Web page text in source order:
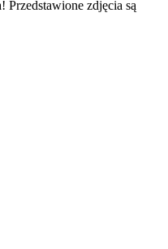
Przedstawione zdjęcia są